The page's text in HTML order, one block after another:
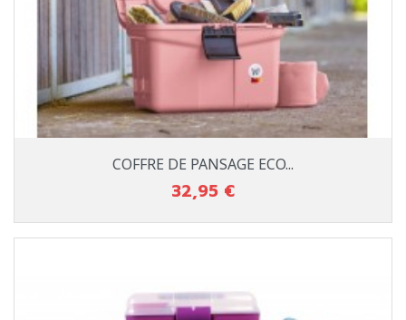
COFFRE DE PANSAGE ECO...
Prix
32,95 €